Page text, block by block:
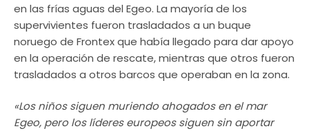
en las frías aguas del Egeo. La mayoría de los
supervivientes fueron trasladados a un buque
noruego de Frontex que había llegado para dar apoyo
en la operación de rescate, mientras que otros fueron
trasladados a otros barcos que operaban en la zona.
«Los niños siguen muriendo ahogados en el mar
Egeo, pero los líderes europeos siguen sin aportar